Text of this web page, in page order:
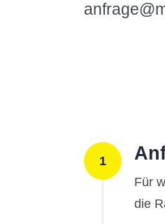
1
Für
die